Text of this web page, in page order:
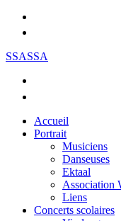
SSASSA
Accueil
Portrait
Musiciens
Danseuses
Ektaal
Association
Liens
Concerts scolaires